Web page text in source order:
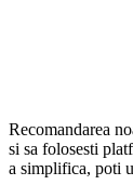
Recomandarea
si sa folosesti
a simplifica, poti